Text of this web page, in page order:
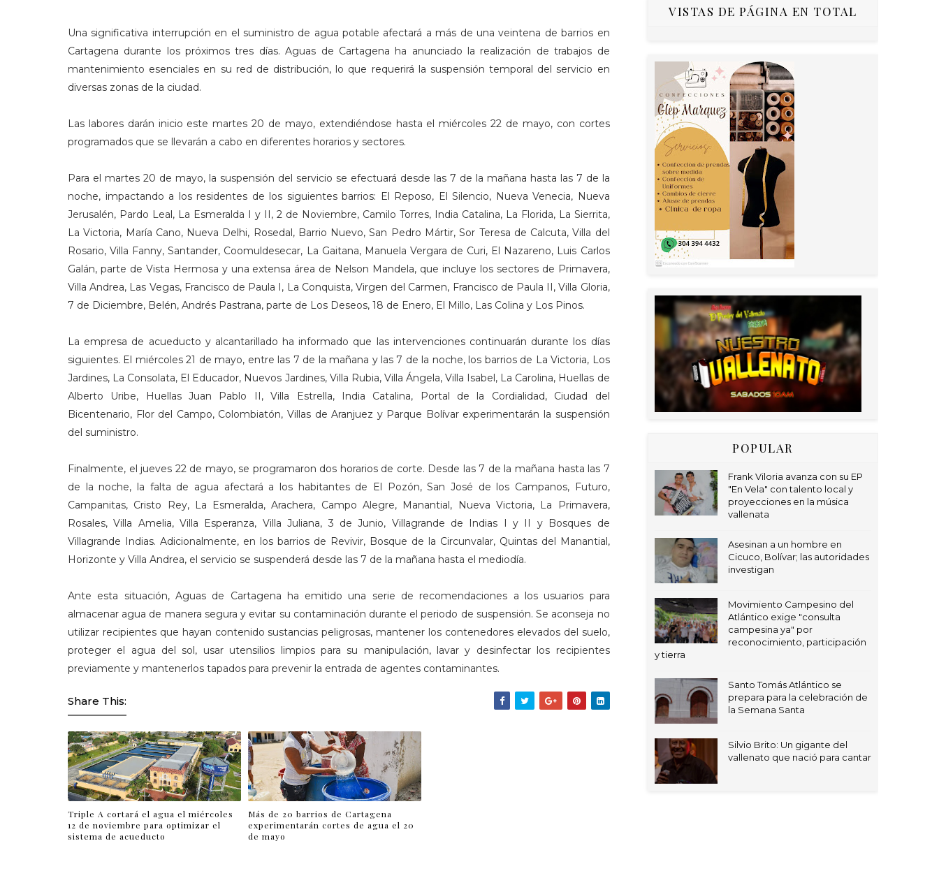
Una significativa interrupción en el suministro de agua potable afectará a más de una veintena de barrios en
Cartagena durante los próximos tres días. Aguas de Cartagena ha anunciado la realización de trabajos de
mantenimiento esenciales en su red de distribución, lo que requerirá la suspensión temporal del servicio en
diversas zonas de la ciudad.
Las labores darán inicio este martes 20 de mayo, extendiéndose hasta el miércoles 22 de mayo, con cortes
programados que se llevarán a cabo en diferentes horarios y sectores.
Para el martes 20 de mayo, la suspensión del servicio se efectuará desde las 7 de la mañana hasta las 7 de la
noche, impactando a los residentes de los siguientes barrios: El Reposo, El Silencio, Nueva Venecia, Nueva
Jerusalén, Pardo Leal, La Esmeralda I y II, 2 de Noviembre, Camilo Torres, India Catalina, La Florida, La Sierrita,
La Victoria, María Cano, Nueva Delhi, Rosedal, Barrio Nuevo, San Pedro Mártir, Sor Teresa de Calcuta, Villa del
Rosario, Villa Fanny, Santander, Coomuldesecar, La Gaitana, Manuela Vergara de Curi, El Nazareno, Luis Carlos
Galán, parte de Vista Hermosa y una extensa área de Nelson Mandela, que incluye los sectores de Primavera,
Villa Andrea, Las Vegas, Francisco de Paula I, La Conquista, Virgen del Carmen, Francisco de Paula II, Villa Gloria,
7 de Diciembre, Belén, Andrés Pastrana, parte de Los Deseos, 18 de Enero, El Millo, Las Colina y Los Pinos.
La empresa de acueducto y alcantarillado ha informado que las intervenciones continuarán durante los días
siguientes. El miércoles 21 de mayo, entre las 7 de la mañana y las 7 de la noche, los barrios de La Victoria, Los
Jardines, La Consolata, El Educador, Nuevos Jardines, Villa Rubia, Villa Ángela, Villa Isabel, La Carolina, Huellas de
Alberto Uribe, Huellas Juan Pablo II, Villa Estrella, India Catalina, Portal de la Cordialidad, Ciudad del
Bicentenario, Flor del Campo, Colombiatón, Villas de Aranjuez y Parque Bolívar experimentarán la suspensión
del suministro.
Finalmente, el jueves 22 de mayo, se programaron dos horarios de corte. Desde las 7 de la mañana hasta las 7
de la noche, la falta de agua afectará a los habitantes de El Pozón, San José de los Campanos, Futuro,
Campanitas, Cristo Rey, La Esmeralda, Arachera, Campo Alegre, Manantial, Nueva Victoria, La Primavera,
Rosales, Villa Amelia, Villa Esperanza, Villa Juliana, 3 de Junio, Villagrande de Indias I y II y Bosques de
Villagrande Indias. Adicionalmente, en los barrios de Revivir, Bosque de la Circunvalar, Quintas del Manantial,
Horizonte y Villa Andrea, el servicio se suspenderá desde las 7 de la mañana hasta el mediodía.
Ante esta situación, Aguas de Cartagena ha emitido una serie de recomendaciones a los usuarios para
almacenar agua de manera segura y evitar su contaminación durante el periodo de suspensión. Se aconseja no
utilizar recipientes que hayan contenido sustancias peligrosas, mantener los contenedores elevados del suelo,
proteger el agua del sol, usar utensilios limpios para su manipulación, lavar y desinfectar los recipientes
previamente y mantenerlos tapados para prevenir la entrada de agentes contaminantes.
Share This:
Triple A cortará el agua el miércoles
12 de noviembre para optimizar el
sistema de acueducto
Más de 20 barrios de Cartagena
experimentarán cortes de agua el 20
de mayo
VISTAS DE PÁGINA EN TOTAL
POPULAR
Frank Viloria avanza con su EP
"En Vela" con talento local y
proyecciones en la música
vallenata
Asesinan a un hombre en
Cicuco, Bolívar; las autoridades
investigan
Movimiento Campesino del
Atlántico exige "consulta
campesina ya" por
reconocimiento, participación
y tierra
Santo Tomás Atlántico se
prepara para la celebración de
la Semana Santa
Silvio Brito: Un gigante del
vallenato que nació para cantar